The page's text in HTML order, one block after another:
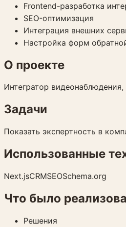
Frontend-разработка
SEO-оптимизация
Интеграция внешних
Настройка форм
О проекте
Интегратор
Задачи
Показать экспертность в
Использованные
Next.jsCRMSEOSchema.org
Что было
Решения